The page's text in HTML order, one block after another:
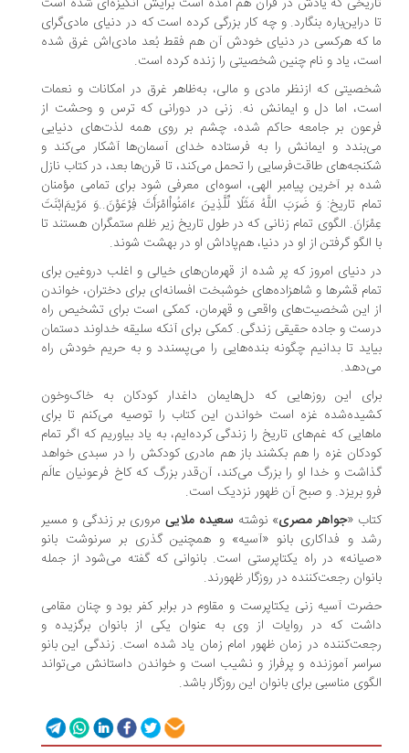
تا دراین‌باره بنگارد. و چه کار بزرگی کرده است که در دنیای مادی‌گرای
ما که هرکسی در دنیای خودش آن هم فقط بُعد مادی‌اش غرق شده
است، یاد و نام چنین شخصیتی را زنده کرده است.
شخصیتی که ازنظر مادی و مالی، به‌ظاهر غرق در امکانات و نعمات
است، اما دل و ایمانش نه. زنی در دورانی که ترس و وحشت از
فرعون بر جامعه حاکم شده، چشم بر روی همه لذت‌های دنیایی
می‌بندد و ایمانش را به فرستاده خدای آسمان‌ها آشکار می‌کند و
شکنجه‌های طاقت‌فرسایی را تحمل می‌کند، تا قرن‌ها بعد، در کتاب نازل
شده بر آخرین پیامبر الهی، اسوه‌ای معرفی شود برای تمامی مؤمنان
تمام تاریخ: وَ ضَرَبَ اللَّهُ مَثَلًا لِّلَّذِینَ ءَامَنُواْامْرَأَتَ فِرْعَوْنَ..وَ مَرْیمَ‌ابْنَتَ
عِمْرَانَ. الگوی تمام زنانی که در طول تاریخ زیر ظلم ستمگران هستند تا
با الگو گرفتن از او در دنیا، هم‌پاداش او در بهشت شوند.
در دنیای امروز که پر شده از قهرمان‌های خیالی و اغلب دروغین برای
تمام قشرها و شاهزاده‌های خوشبخت افسانه‌ای برای دختران، خواندن
از این شخصیت‌های واقعی و قهرمان، کمکی است برای تشخیص راه
درست و جاده حقیقی زندگی. کمکی برای آنکه سلیقه خداوند دستمان
بیاید تا بدانیم چگونه بنده‌هایی را می‌پسندد و به حریم خودش راه
می‌دهد.
برای این روزهایی که دل‌هایمان داغدار کودکان به خاک‌وخون
کشیده‌شده غزه است خواندن این کتاب را توصیه می‌کنم تا برای
ماهایی که غم‌های تاریخ را زندگی کرده‌ایم، به یاد بیاوریم که اگر تمام
کودکان غزه را هم بکشند باز هم مادری کودکش را در سبدی خواهد
گذاشت و خدا او را بزرگ می‌کند، آن‌قدر بزرگ که کاخ فرعونیان عالَم
فرو بریزد. و صبح آن ظهور نزدیک است.
کتاب «جواهر مصری» نوشته سعیده ملایی مروری بر زندگی و مسیر
رشد و فداکاری بانو «آسیه» و همچنین گذری بر سرنوشت بانو
«صیانه» در راه یکتاپرستی است. بانوانی که گفته می‌شود از جمله
بانوان رجعت‌کننده در روزگار ظهورند.
حضرت آسیه زنی یکتاپرست و مقاوم در برابر کفر بود و چنان مقامی
داشت که در روایات از وی به عنوان یکی از بانوان برگزیده و
رجعت‌کننده در زمان ظهور امام زمان یاد شده است. زندگی این بانو
سراسر آموزنده و پرفراز و نشیب است و خواندن داستانش می‌تواند
الگوی مناسبی برای بانوان این روزگار باشد.